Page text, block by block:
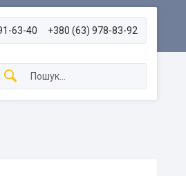
63-40 +380 (63) 978-83-92